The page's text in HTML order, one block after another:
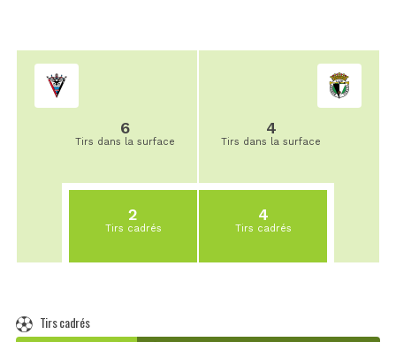
6
Tirs dans la surface
2
Tirs cadrés
4
Tirs dans la surface
4
Tirs cadrés
Tirs cadrés